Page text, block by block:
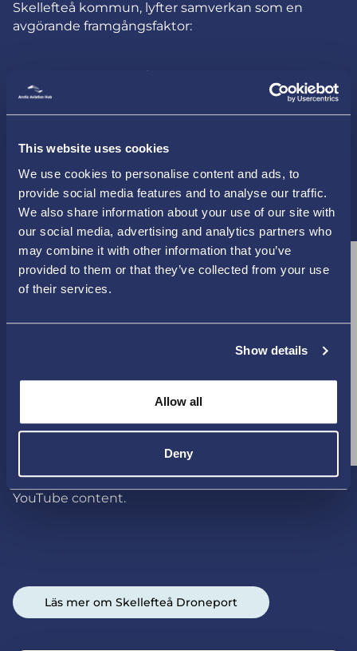
This website uses cookies
We use cookies to personalise content and ads, to
provide social media features and to analyse our traffic.
We also share information about your use of our site with
our social media, advertising and analytics partners who
may combine it with other information that you’ve
provided to them or that they’ve collected from your use
of their services.
Show details
Allow all
Deny
Skellefteå kommun, lyfter samverkan som en
avgörande framgångsfaktor:
– Vi är kända för att våga testa nytt. Vi testar, vi
innoverar och gärna tillsammans med näringslivet,
akademin, vårt innovationsbolag och kommunen.
samarbete kan leda till.
Se videoinslaget om Skellefteå Droneport.
⋯
Pleaseaccept marketing cookiesto view this
YouTube content.
Läs mer om Skellefteå Droneport